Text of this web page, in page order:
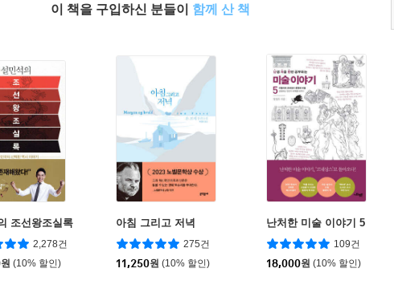
이 책을 구입하신 분들이 함께 산 책
조선왕조실록
2,278건
원 (10% 할인)
아침 그리고 저녁
275건
11,250원 (10% 할인)
난처한 미술 이야기 5
109건
18,000원 (10% 할인)